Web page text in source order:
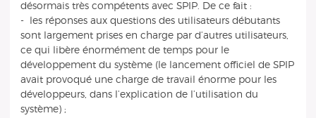
désormais très compétents avec SPIP. De ce fait :
- les réponses aux questions des utilisateurs débutants
sont largement prises en charge par d’autres utilisateurs,
ce qui libère énormément de temps pour le
développement du système (le lancement officiel de SPIP
avait provoqué une charge de travail énorme pour les
développeurs, dans l’explication de l’utilisation du
système) ;